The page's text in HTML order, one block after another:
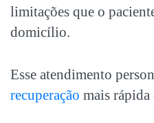
limitações que o
domicílio.
Esse atendimento
recuperação mais rápida